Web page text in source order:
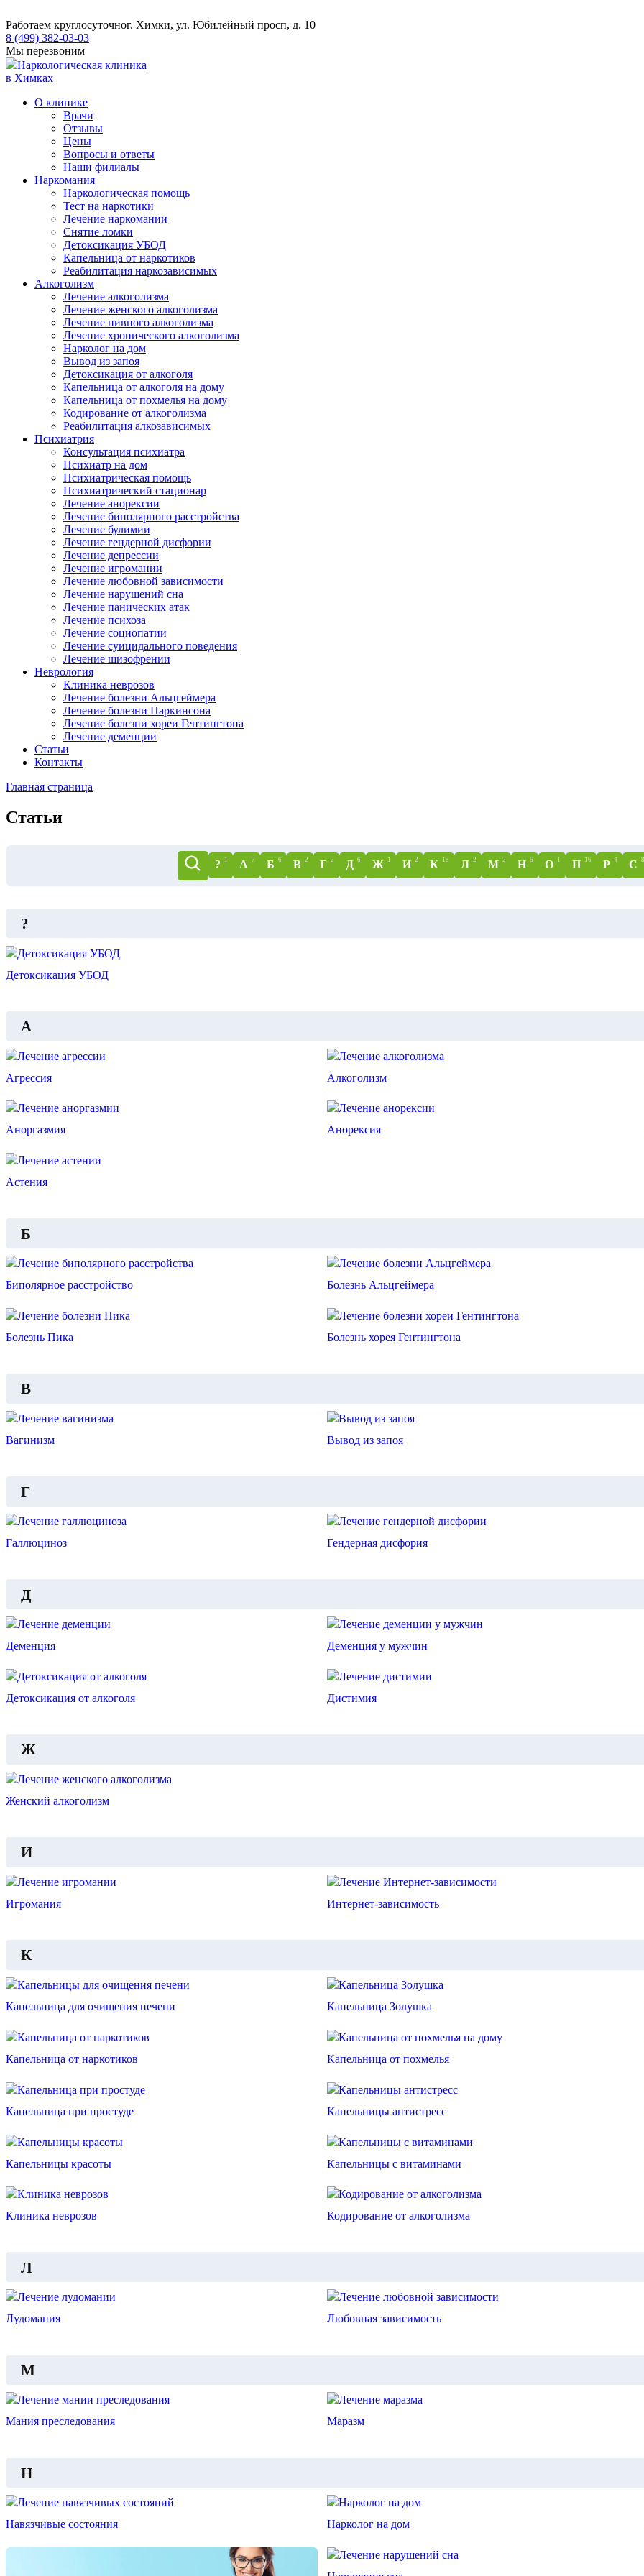
Работаем круглосуточног. Химки, ул. Юбилейный просп, д. 10
8 (499) 382-03-03
Мы перезвоним
Наркологическая клиника
в Химках
О клинике
Врачи
Отзывы
Цены
Вопросы и ответы
Наши филиалы
Наркомания
Наркологическая помощь
Тест на наркотики
Лечение наркомании
Снятие ломки
​​Детоксикация УБОД
Капельница от наркотиков
Реабилитация наркозависимых
Алкоголизм
Лечение алкоголизма
Лечение женского алкоголизма
Лечение пивного алкоголизма
Лечение хронического алкоголизма
Нарколог на дом
Вывод из запоя
Детоксикация от алкоголя
Капельница от алкоголя на дому
Капельница от похмелья на дому
Кодирование от алкоголизма
Реабилитация алкозависимых
Психиатрия
Консультация психиатра
Психиатр на дом
Психиатрическая помощь
Психиатрический стационар
Лечение анорексии
Лечение биполярного расстройства
Лечение булимии
Лечение гендерной дисфории
Лечение депрессии
Лечение игромании
Лечение любовной зависимости
Лечение нарушений сна
Лечение панических атак
Лечение психоза
Лечение социопатии
Лечение суицидального поведения
Лечение шизофрении
Неврология
Клиника неврозов
Лечение болезни Альцгеймера
Лечение болезни Паркинсона
Лечение болезни хореи Гентингтона
Лечение деменции
Статьи
Контакты
Главная страница
Статьи
? 1 А 7 Б 6 В 2 Г 2 Д 6 Ж 1 И 2 К 15 Л 2 М 2 Н 6 О 1 П 16 Р 4 С 8
?
​​Детоксикация УБОД
А
Агрессия Алкоголизм
Аноргазмия Анорексия
Астения
Б
Биполярное расстройство Болезнь Альцгеймера
Болезнь Пика Болезнь хорея Гентингтона
В
Вагинизм Вывод из запоя
Г
Галлюциноз Гендерная дисфория
Д
Деменция Деменция у мужчин
Детоксикация от алкоголя Дистимия
Ж
Женский алкоголизм
И
Игромания Интернет-зависимость
К
Капельница для очищения печени Капельница Золушка
Капельница от наркотиков Капельница от похмелья
Капельница при простуде Капельницы антистресс
Капельницы красоты Капельницы с витаминами
Клиника неврозов Кодирование от алкоголизма
Л
Лудомания Любовная зависимость
М
Мания преследования Маразм
Н
Навязчивые состояния Нарколог на дом